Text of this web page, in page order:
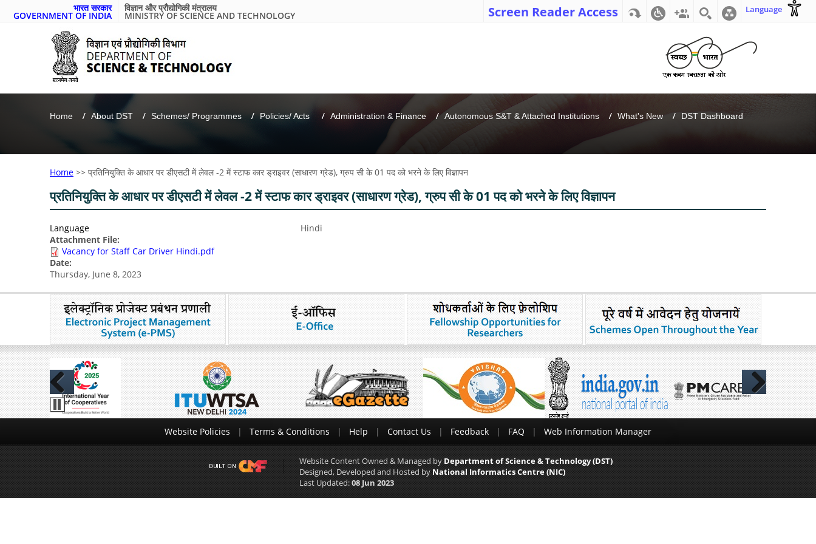
भारत सरकार
GOVERNMENT OF INDIA
विज्ञान और प्रौद्योगिकी मंत्रालय
MINISTRY OF SCIENCE AND TECHNOLOGY Screen Reader Access Language
Home About DST Schemes/ Programmes Policies/ Acts Administration & Finance Autonomous S&T & Attached Institutions What's New DST Dashboard
Home >> प्रतिनियुक्ति के आधार पर डीएसटी में लेवल -2 में स्टाफ कार ड्राइवर (साधारण ग्रेड), ग्रुप सी के 01 पद को भरने के लिए विज्ञापन
प्रतिनियुक्ति के आधार पर डीएसटी में लेवल -2 में स्टाफ कार ड्राइवर (साधारण ग्रेड), ग्रुप सी के 01 पद को भरने के लिए विज्ञापन
Language
Hindi
Attachment File:
Vacancy for Staff Car Driver Hindi.pdf
Date:
Thursday, June 8, 2023
Previous Next
Website Policies Terms & Conditions Help Contact Us Feedback FAQ Web Information Manager
Website Content Owned & Managed by Department of Science & Technology (DST)
Designed, Developed and Hosted by National Informatics Centre (NIC)
Last Updated:08 Jun 2023